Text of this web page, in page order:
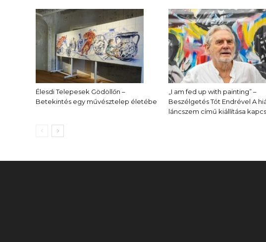
Élesdi Telepesek Gödöllőn –
Betekintés egy művésztelep életébe
„I am fed up with painting” –
Beszélgetés Tót Endrével A
láncszem című kiállítása